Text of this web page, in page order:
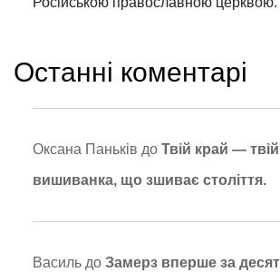
Останні коментарі
Оксана Паньків до Твій край —
вишиванка, що зшиває століття.
Васильдо Замерз вперше за